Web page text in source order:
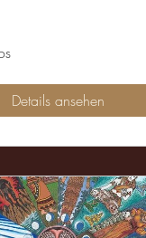
Details ansehen